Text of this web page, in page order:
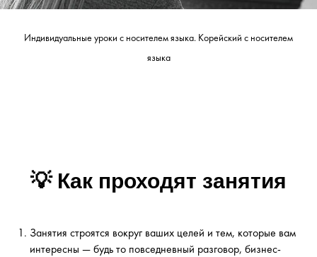
Индивидуальные уроки с носителем языка. Корейский с носителем
языка
💡 Как проходят занятия
Занятия строятся вокруг ваших целей и тем, которые вам
интересны — будь то повседневный разговор, бизнес-